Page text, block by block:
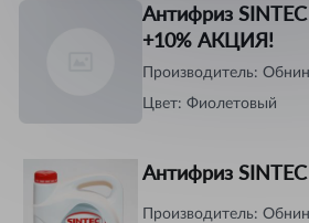
Шымкент
Щучинск
Антифриз
+10% АКЦИЯ!
Производитель:
Цвет: Фиолетовый
Антифриз
Производитель: